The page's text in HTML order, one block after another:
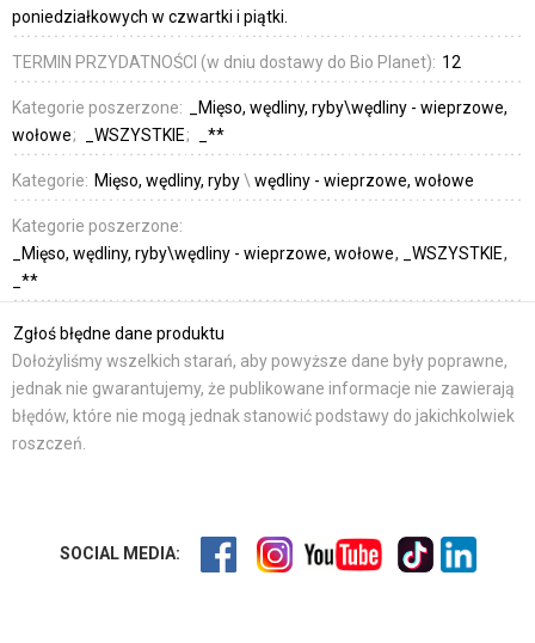
poniedziałkowych w czwartki i piątki.
TERMIN PRZYDATNOŚCI (w dniu dostawy do Bio Planet): 12
Kategorie poszerzone:
_Mięso, wędliny, ryby\wędliny - wieprzowe,
wołowe
_WSZYSTKIE _**
Kategorie: Mięso, wędliny, ryby\ wędliny - wieprzowe, wołowe
Kategorie poszerzone:
_Mięso, wędliny, ryby\wędliny - wieprzowe, wołowe
_WSZYSTKIE
_**
Zgłoś błędne dane produktu
Dołożyliśmy wszelkich starań, aby powyższe dane były poprawne,
jednak nie gwarantujemy, że publikowane informacje nie zawierają
błędów, które nie mogą jednak stanowić podstawy do jakichkolwiek
roszczeń.
SOCIAL MEDIA: